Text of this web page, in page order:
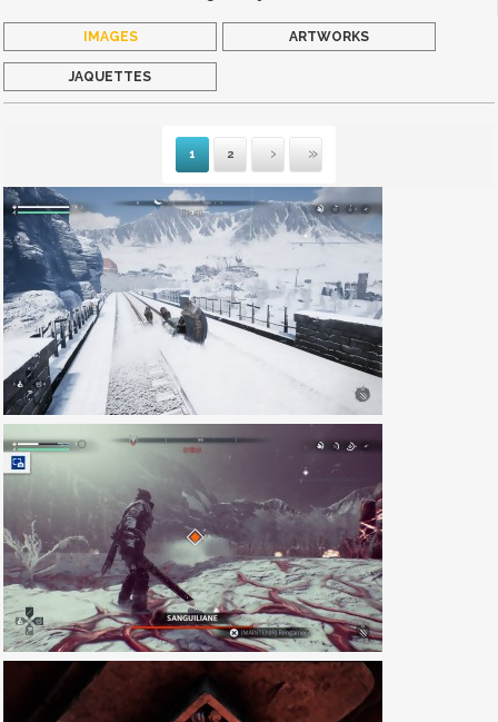
IMAGES ARTWORKS
JAQUETTES
1 2
Suivante
Dernière